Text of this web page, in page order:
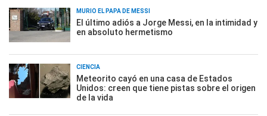
MURIÓ EL PAPÁ DE MESSI
El último adiós a Jorge Messi, en la intimidad y
en absoluto hermetismo
CIENCIA
Meteorito cayó en una casa de Estados
Unidos: creen que tiene pistas sobre el origen
de la vida